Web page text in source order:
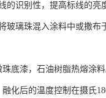
的识别性，提高标线的
玻璃珠混入涂料中或撒布
底漆，石油树脂热熔涂料
化后的温度控制在摄氏